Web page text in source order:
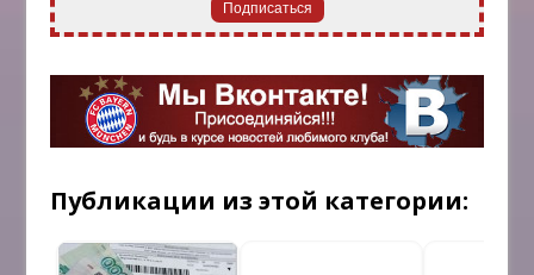
Публикации из этой категории: